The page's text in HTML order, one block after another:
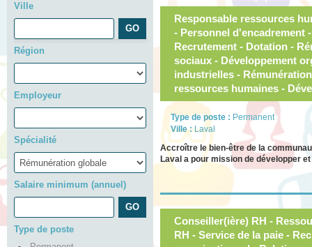
Ville
Région
Employeur
Spécialité
Salaire minimum (annuel)
Type de poste
Responsable ressources
- Personnel d'encadrement
Recrutement - Dotation -
sociaux - Développement
industrielles -
ressources humaines -
Type de poste : Permanent
Ville :Laval
Accroître le bien-être de la
Laval a pour mission de développer
Conseiller(ière) RH -
RH - Service de la paie -